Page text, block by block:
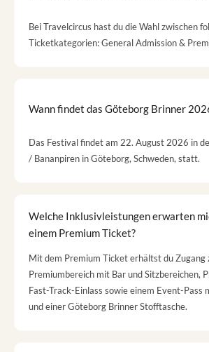
Bei Travelcircus hast du die Wahl zwischen
Ticketkategorien: General Admission &
Wann findet das Göteborg Brinner
Das Festival findet am 22. August 2026 in
/ Bananpiren in Göteborg, Schweden, statt.
Welche Inklusivleistungen erwarten
einem Premium Ticket?
Mit dem Premium Ticket erhältst du Zugang
Premiumbereich mit Bar und Sitzbereichen,
Fast-Track-Einlass sowie einem Event-Pass
und einer Göteborg Brinner Stofftasche.